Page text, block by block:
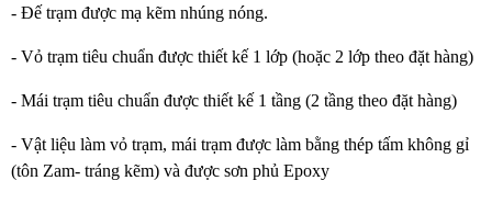
- Đế trạm được mạ kẽm nhúng nóng.
- Vỏ trạm tiêu chuẩn được thiết kế 1 lớp (hoặc 2 lớp theo đặt hàng)
- Mái trạm tiêu chuẩn được thiết kế 1 tầng (2 tầng theo đặt hàng)
- Vật liệu làm vỏ trạm, mái trạm được làm bằng thép tấm không gỉ
(tôn Zam- tráng kẽm) và được sơn phủ Epoxy